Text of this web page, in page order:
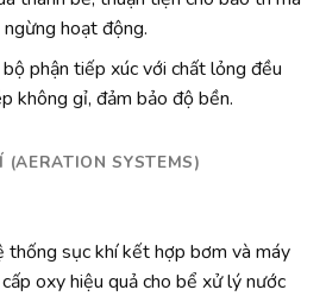
hoạt động.
phận tiếp xúc với chất lỏng đều
không gỉ, đảm bảo độ bền.
SYSTEMS)
thống sục khí kết hợp bơm và máy
oxy hiệu quả cho bể xử lý nước